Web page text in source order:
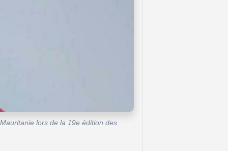
lors de la 19e édition des